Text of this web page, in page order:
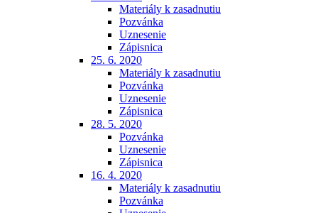
Materiály k zasadnutiu
Pozvánka
Uznesenie
Zápisnica
25. 6. 2020
Materiály k zasadnutiu
Pozvánka
Uznesenie
Zápisnica
28. 5. 2020
Pozvánka
Uznesenie
Zápisnica
16. 4. 2020
Materiály k zasadnutiu
Pozvánka